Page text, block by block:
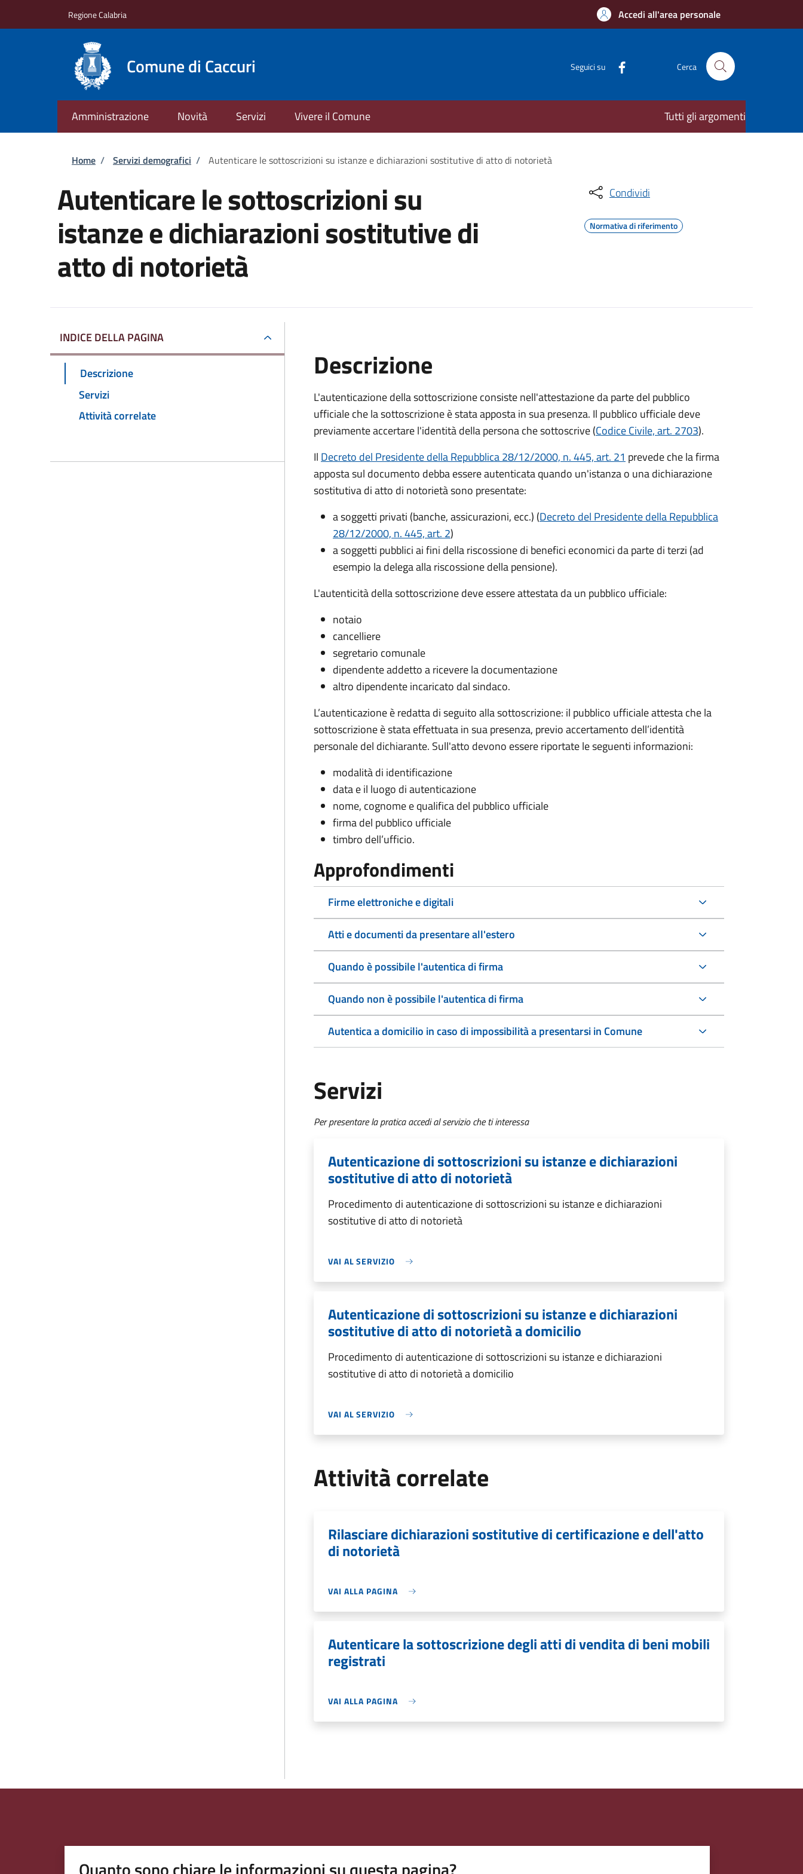
Regione Calabria Accedi all'area personale
Comune di Caccuri Seguici su Cerca
Amministrazione Novità Servizi Vivere il Comune Tutti gli argomenti
Briciole di pane
Home / Servizi demografici / Autenticare le sottoscrizioni su istanze e dichiarazioni sostitutive di atto di notorietà
Autenticare le sottoscrizioni su
istanze e dichiarazioni sostitutive di
atto di notorietà
Condividi
Normativa di riferimento
INDICE DELLA PAGINA
Descrizione
Servizi
Attività correlate
Descrizione
L'autenticazione della sottoscrizione consiste nell'attestazione da parte del pubblico
ufficiale che la sottoscrizione è stata apposta in sua presenza. Il pubblico ufficiale deve
previamente accertare l'identità della persona che sottoscrive (Codice Civile, art. 2703).
Il Decreto del Presidente della Repubblica 28/12/2000, n. 445, art. 21 prevede che la firma
apposta sul documento debba essere autenticata quando un'istanza o una dichiarazione
sostitutiva di atto di notorietà sono presentate:
a soggetti privati​​​​​ (banche, assicurazioni, ecc.) (Decreto del Presidente della Repubblica
28/12/2000, n. 445, art. 2)
a soggetti pubblici ai fini della riscossione di benefici economici da parte di terzi (ad
esempio la delega alla riscossione della pensione).
L'autenticità della sottoscrizione deve essere attestata da un pubblico ufficiale:
notaio
cancelliere
segretario comunale
dipendente addetto a ricevere la documentazione
altro dipendente incaricato dal sindaco.
L’autenticazione è redatta di seguito alla sottoscrizione: il pubblico ufficiale attesta che la
sottoscrizione è stata effettuata in sua presenza, previo accertamento dell’identità
personale del dichiarante. Sull'atto devono essere riportate le seguenti informazioni:
modalità di identificazione
data e il luogo di autenticazione
nome, cognome e qualifica del pubblico ufficiale
firma del pubblico ufficiale
timbro dell’ufficio.
Approfondimenti
Firme elettroniche e digitali
Atti e documenti da presentare all'estero
Quando è possibile l'autentica di firma
Quando non è possibile l'autentica di firma
Autentica a domicilio in caso di impossibilità a presentarsi in Comune
Servizi
Per presentare la pratica accedi al servizio che ti interessa
Autenticazione di sottoscrizioni su istanze e dichiarazioni
sostitutive di atto di notorietà
Procedimento di autenticazione di sottoscrizioni su istanze e dichiarazioni
sostitutive di atto di notorietà
VAI AL SERVIZIO
Autenticazione di sottoscrizioni su istanze e dichiarazioni
sostitutive di atto di notorietà a domicilio
Procedimento di autenticazione di sottoscrizioni su istanze e dichiarazioni
sostitutive di atto di notorietà a domicilio
VAI AL SERVIZIO
Attività correlate
Rilasciare dichiarazioni sostitutive di certificazione e dell'atto
di notorietà
VAI ALLA PAGINA
Autenticare la sottoscrizione degli atti di vendita di beni mobili
registrati
VAI ALLA PAGINA